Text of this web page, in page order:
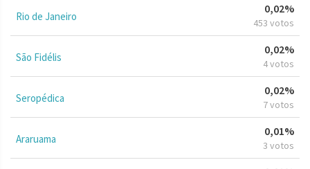
Rio de Janeiro
0,02%
453 votos
São Fidélis
0,02%
4 votos
Seropédica
0,02%
7 votos
Araruama
0,01%
3 votos